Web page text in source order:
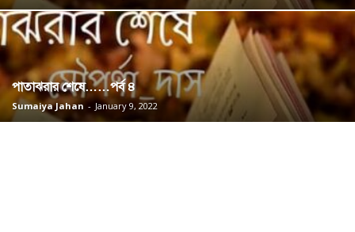
পাতাঝরার শেষে……পর্ব ৪
Sumaiya Jahan - January 9, 2022